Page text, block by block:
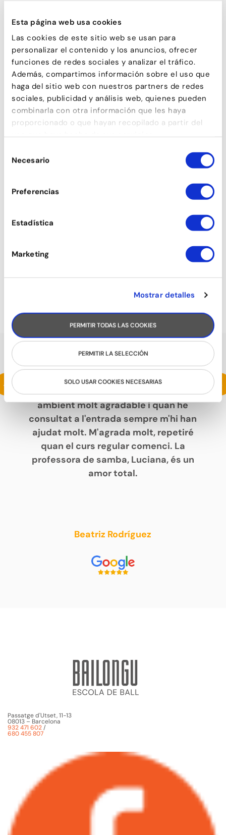
Esta página web usa cookies
Las cookies de este sitio web se usan para
personalizar el contenido y los anuncios, ofrecer
funciones de redes sociales y analizar el tráfico.
Además, compartimos información sobre el uso que
haga del sitio web con nuestros partners de redes
sociales, publicidad y análisis web, quienes pueden
combinarla con otra información que les haya
proporcionado o que hayan recopilado a partir del
uso que haya hecho de sus servicios.
deNecesario
Preferencias
Estadística
Marketing
Mostrar detalles
PERMITIR TODAS LAS COOKIES
PERMITIR LA SELECCIÓN
SOLO USAR COOKIES NECESARIAS
TONIFICACIÓ
PARLEN DE NOSALTRES
<
Estic fent un intensiu de samba i m'està
encantant. L'escola és espaiosa, amb un
ambient molt agradable i quan he
consultat a l'entrada sempre m'hi han
ajudat molt. M'agrada molt, repetiré
quan el curs regular comenci. La
professora de samba, Luciana, és un
amor total.
Beatriz Rodríguez
>
Passatge d'Utset, 11-13
08013 – Barcelona
932 471 602/
680 455 807